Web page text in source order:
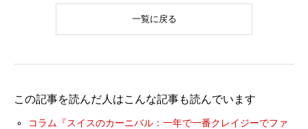
一覧に戻る
この記事を読んだ人はこんな記事も読んでいます
コラム『スイスのカーニバル：一年で一番クレイジーでファ